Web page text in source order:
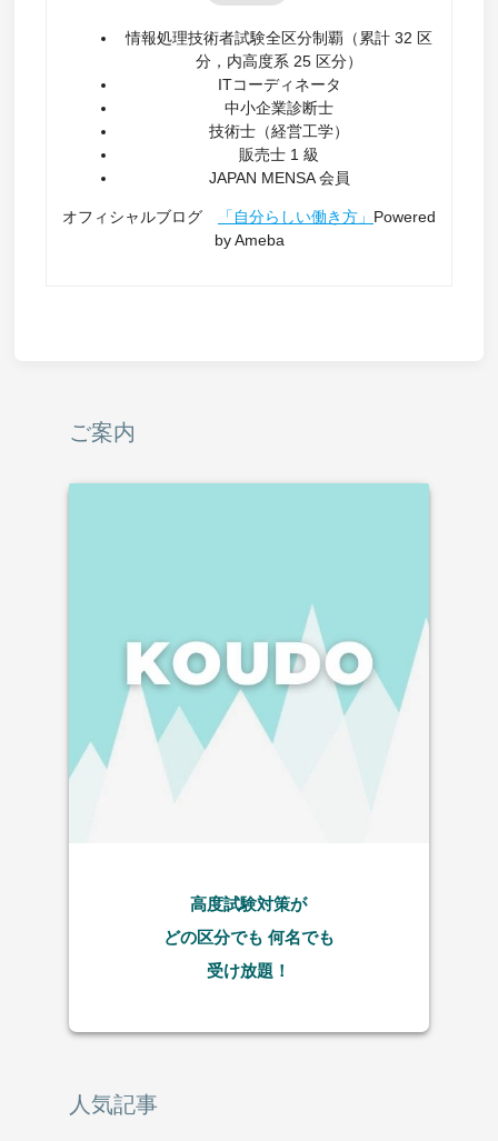
情報処理技術者試験全区分制覇（累計 32 区
分，内高度系 25 区分）
ITコーディネータ
中小企業診断士
技術士（経営工学）
販売士 1 級
JAPAN MENSA 会員
オフィシャルブログ 「自分らしい働き方」 Powered
by Ameba
ご案内
高度試験対策が
どの区分でも 何名でも
受け放題！
人気記事